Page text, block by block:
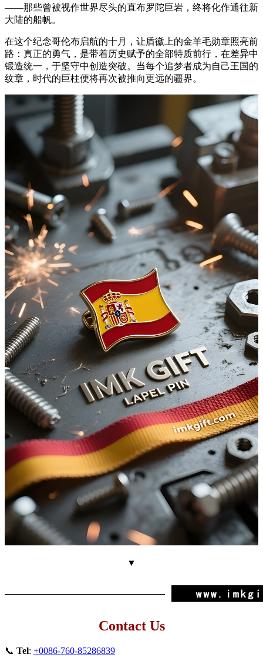
——那些曾被视作世界尽头的直布罗陀巨岩，终将化作通往新
大陆的船帆。
在这个纪念哥伦布启航的十月，让盾徽上的金羊毛勋章照亮前
路：真正的勇气，是带着历史赋予的全部特质前行，在差异中
锻造统一，于坚守中创造突破。当每个追梦者成为自己王国的
纹章，时代的巨柱便将再次被推向更远的疆界。
▼
Contact Us
📞 Tel: +0086-760-85286839